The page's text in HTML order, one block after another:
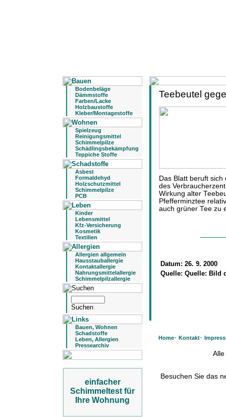
Bodenbeläge
Dämmstoffe
Farben/Lacke
Holzbaustoffe
Kleber/Montagestoffe
Spielzeug
Reinigungsmittel
Schimmelpilze
Schädlingsbekämpfung
Teppiche Stoffe
Asbest
Formaldehyd
Holzschutzmittel
Schimmelpilze
PCB
Kinder
Lebensmittel
Kfz-Versicherung
Kosmetik
Textilien
Allergien allgemein
Hausstauballergie
Kontaktallergie
Nahrungsmittelallergie
Schimmelpilzallergie
Bauen, Wohnen
Schadstoffe
Leben, Allergien
Pressearchiv
einfacher
Schimmeltest für
Ihre Wohnung
Teebeutel
Das Blatt beruft
des
Wirkung alter
Pfefferminztee
auch grüner Tee zu
Datum: 26. 9. 2000
Quelle: Quelle: Bild
Home· Kontakt·
Besuchen Sie das